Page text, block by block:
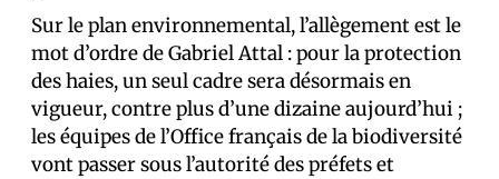
Sur le plan environnemental, l’allègement est le
mot d’ordre de Gabriel Attal : pour la protection
des haies, un seul cadre sera désormais en
vigueur, contre plus d’une dizaine aujourd’hui ;
les équipes de l’Office français de la biodiversité
vont passer sous l’autorité des préfets et